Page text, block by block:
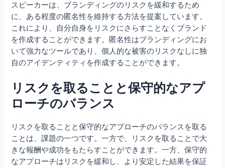
スピーカーは、ブランディングのリスクを緩和するため
に、ある程度の匿名性を維持する方法を提案しています。
これにより、自分自身をリスクにさらすことなくブランド
を作成することができます。匿名性はブランディングにお
いて強力なツールであり、個人的な被害のリスクなしに独
自のアイデンティティを作成することができます。
リスクを取ることと保守的なアプ
ローチのバランス
リスクを取ることと保守的なアプローチのバランスを取る
ことは、課題の一つです。一方で、リスクを取ることで大
きな報酬や成功をもたらすことができます。一方、保守的
なアプローチはリスクを緩和し、より安定した結果を保証